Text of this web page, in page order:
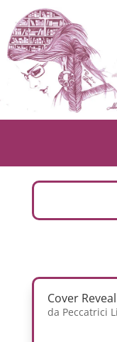
Cover
da Peccatrici